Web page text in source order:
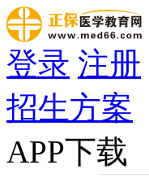
登录 注册
招生方案
APP下载